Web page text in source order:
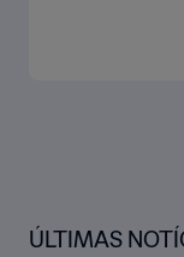
ÚLTIMAS